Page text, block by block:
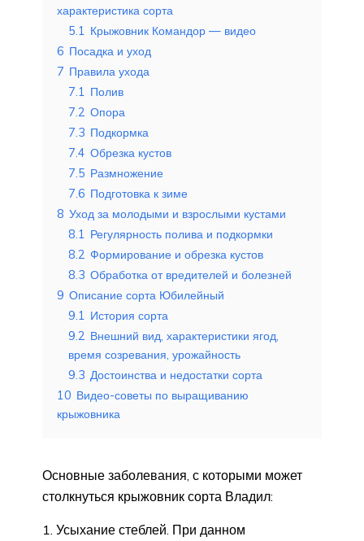
характеристика сорта
5.1 Крыжовник Командор — видео
6 Посадка и уход
7 Правила ухода
7.1 Полив
7.2 Опора
7.3 Подкормка
7.4 Обрезка кустов
7.5 Размножение
7.6 Подготовка к зиме
8 Уход за молодыми и взрослыми кустами
8.1 Регулярность полива и подкормки
8.2 Формирование и обрезка кустов
8.3 Обработка от вредителей и болезней
9 Описание сорта Юбилейный
9.1 История сорта
9.2 Внешний вид, характеристики ягод,
время созревания, урожайность
9.3 Достоинства и недостатки сорта
10 Видео-советы по выращиванию
крыжовника
Основные заболевания, с которыми может
столкнуться крыжовник сорта Владил:
Усыхание стеблей. При данном